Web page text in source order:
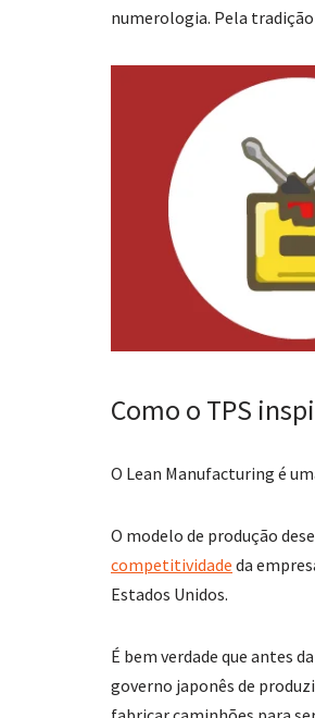
numerologia. Pela
Como o TPS
O Lean Manufacturing é
O modelo de produção
competitividade da
Estados Unidos.
É bem verdade que antes
governo japonês de